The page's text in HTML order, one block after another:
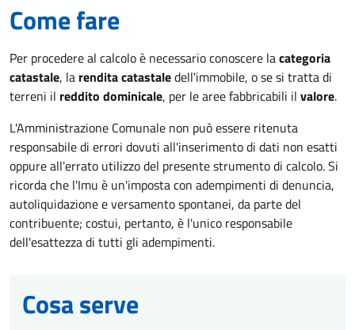
Come fare
Per procedere al calcolo è necessario conoscere lacategoria
catastale, la rendita catastaledell'immobile, o se si tratta di
terreni il reddito dominicale, per le aree fabbricabili il valore.
L'Amministrazione Comunale non può essere ritenuta
responsabile di errori dovuti all'inserimento di dati non esatti
oppure all'errato utilizzo del presente strumento di calcolo. Si
ricorda che l'Imu è un'imposta con adempimenti di denuncia,
autoliquidazione e versamento spontanei, da parte del
contribuente; costui, pertanto, è l'unico responsabile
dell'esattezza di tutti gli adempimenti.
Cosa serve